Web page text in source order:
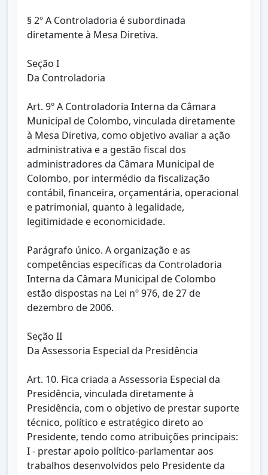
§ 2º A Controladoria é subordinada
diretamente à Mesa Diretiva.
Seção I
Da Controladoria
Art. 9º A Controladoria Interna da Câmara
Municipal de Colombo, vinculada diretamente
à Mesa Diretiva, como objetivo avaliar a ação
administrativa e a gestão fiscal dos
administradores da Câmara Municipal de
Colombo, por intermédio da fiscalização
contábil, financeira, orçamentária, operacional
e patrimonial, quanto à legalidade,
legitimidade e economicidade.
Parágrafo único. A organização e as
competências específicas da Controladoria
Interna da Câmara Municipal de Colombo
estão dispostas na Lei nº 976, de 27 de
dezembro de 2006.
Seção II
Da Assessoria Especial da Presidência
Art. 10. Fica criada a Assessoria Especial da
Presidência, vinculada diretamente à
Presidência, com o objetivo de prestar suporte
técnico, político e estratégico direto ao
Presidente, tendo como atribuições principais:
I - prestar apoio político-parlamentar aos
trabalhos desenvolvidos pelo Presidente da